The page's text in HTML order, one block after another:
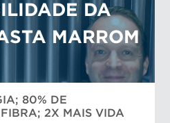
DA
MARROM
80% DE
2X MAIS VIDA